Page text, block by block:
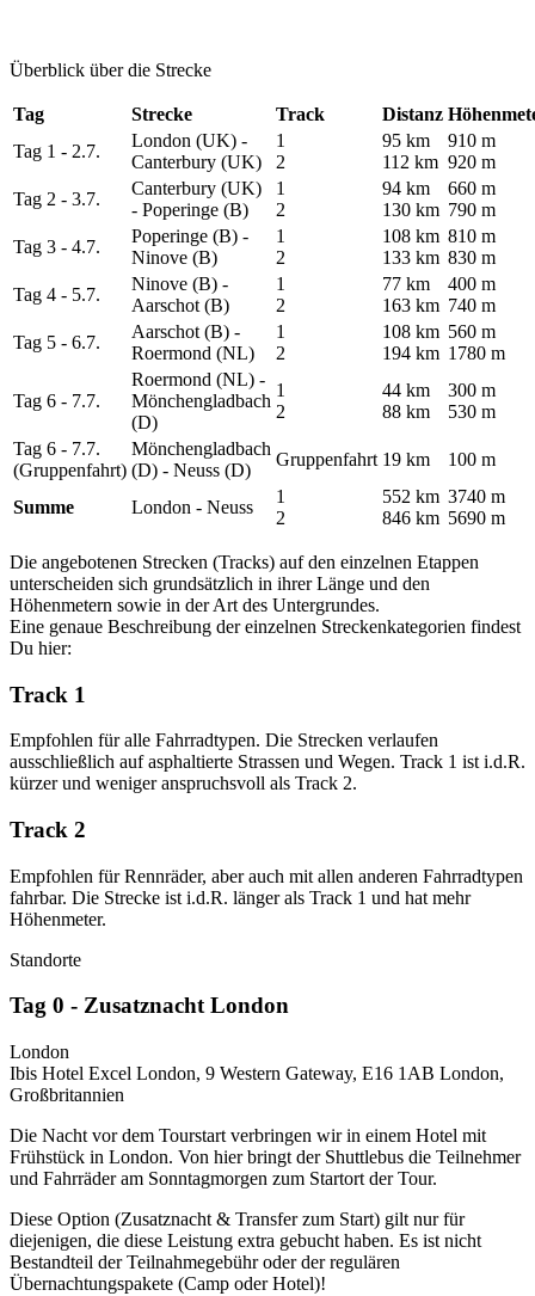
Überblick über die Strecke
Tag Strecke Track Distanz
Tag 1 - 2.7.
London (UK) -
Canterbury (UK)
1
2
95 km
112 km
910 m
920 m
Tag 2 - 3.7.
Canterbury (UK)
- Poperinge (B)
1
2
94 km
130 km
660 m
790 m
Tag 3 - 4.7.
Poperinge (B) -
Ninove (B)
1
2
108 km
133 km
810 m
830 m
Tag 4 - 5.7.
Ninove (B) -
Aarschot (B)
1
2
77 km
163 km
400 m
740 m
Tag 5 - 6.7.
Aarschot (B) -
Roermond (NL)
1
2
108 km
194 km
560 m
1780 m
Tag 6 - 7.7.
Roermond (NL) -
Mönchengladbach
(D)
1
2
44 km
88 km
300 m
530 m
Tag 6 - 7.7.
(Gruppenfahrt)
Mönchengladbach
(D) - Neuss (D)
Gruppenfahrt 19 km 100 m
Summe London - Neuss
1
2
552 km
846 km
3740 m
5690 m
Die angebotenen Strecken (Tracks) auf den einzelnen Etappen
unterscheiden sich grundsätzlich in ihrer Länge und den
Höhenmetern sowie in der Art des Untergrundes.
Eine genaue Beschreibung der einzelnen Streckenkategorien findest
Du hier:
Track 1
Empfohlen für alle Fahrradtypen. Die Strecken verlaufen
ausschließlich auf asphaltierte Strassen und Wegen. Track 1 ist i.d.R.
kürzer und weniger anspruchsvoll als Track 2.
Track 2
Empfohlen für Rennräder, aber auch mit allen anderen Fahrradtypen
fahrbar. Die Strecke ist i.d.R. länger als Track 1 und hat mehr
Höhenmeter.
Standorte
Tag 0 - Zusatznacht London
London
Ibis Hotel Excel London, 9 Western Gateway, E16 1AB London,
Großbritannien
Die Nacht vor dem Tourstart verbringen wir in einem Hotel mit
Frühstück in London. Von hier bringt der Shuttlebus die Teilnehmer
und Fahrräder am Sonntagmorgen zum Startort der Tour.
Diese Option (Zusatznacht & Transfer zum Start) gilt nur für
diejenigen, die diese Leistung extra gebucht haben. Es ist nicht
Bestandteil der Teilnahmegebühr oder der regulären
Übernachtungspakete (Camp oder Hotel)!